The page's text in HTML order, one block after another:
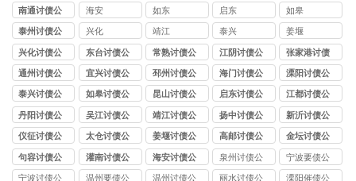
司
南通讨债公
司
海安 如东 启东 如皋
泰州讨债公
司
兴化 靖江 泰兴 姜堰
兴化讨债公
司
东台讨债公
司
常熟讨债公
司
江阴讨债公
司
张家港讨债
公司
通州讨债公
司
宜兴讨债公
司
邳州讨债公
司
海门讨债公
司
溧阳讨债公
司
泰兴讨债公
司
如皋讨债公
司
昆山讨债公
司
启东讨债公
司
江都讨债公
司
丹阳讨债公
司
吴江讨债公
司
靖江讨债公
司
扬中讨债公
司
新沂讨债公
司
仪征讨债公
司
太仓讨债公
司
姜堰讨债公
司
高邮讨债公
司
金坛讨债公
司
句容讨债公
司
灌南讨债公
司
海安讨债公
司
泉州讨债公
司
宁波要债公
司
宁波讨债公
温州要债公
温州讨债公
丽水讨债公
溧阳催债公